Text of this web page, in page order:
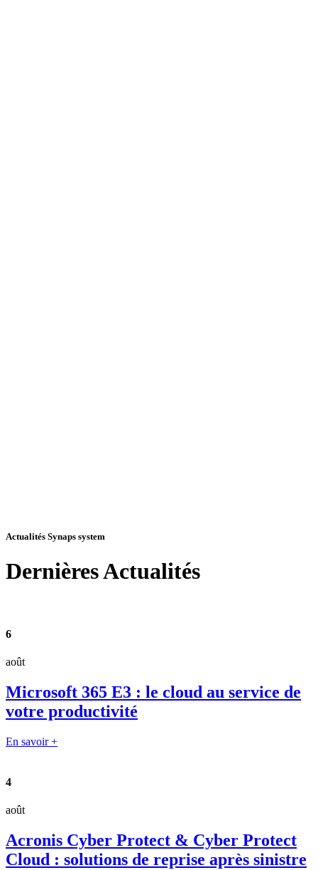
Actualités Synaps system
DernièresActualités
6
août
Microsoft 365 E3 : le cloud au service de
votre productivité
En savoir +
4
août
Acronis Cyber Protect & Cyber Protect
Cloud : solutions de reprise après sinistre